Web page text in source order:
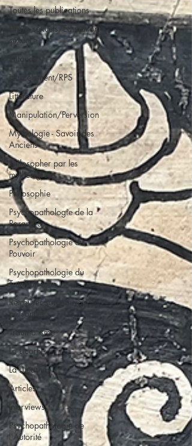
Toutes les publications
Droits sexuels/Education
sexuelle
Enfance
Harcèlement/RPS
Littérature
Manipulation/Perversion
Mythologie - Savoir des
Anciens
Philosopher par les
mythes grecs
Philosophie
Psychopathologie de la
Paranoïa
Psychopathologie du
Pouvoir
Psychopathologie du
Totalitarisme
Retrouver son pouvoir
personnel
Traumatisme
La Licorne
La Lucarne
Articles
Interviews
Psychopathologie de
l'Autorité